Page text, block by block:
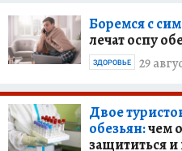
Боремся с
лечат оспу
29
ЗДОРОВЬЕ
Двое
обезьян:чем
защититься и